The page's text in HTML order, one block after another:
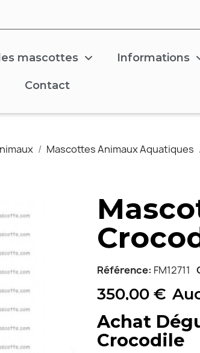
mascottes Informations
Contact
Mascottes Animaux Aquatiques
Référence FM12711
350,00 €
Achat
Crocodile